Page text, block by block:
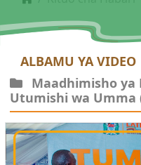
ALBAMU YA VIDEO
Maadhimisho ya
Utumishi wa Umma